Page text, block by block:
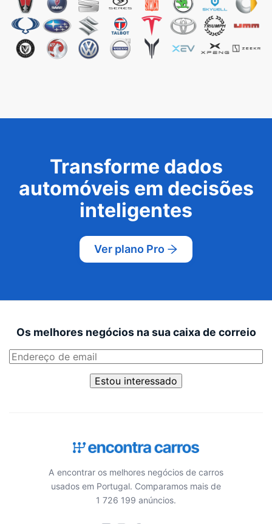
Transforme dados
automóveis em decisões
inteligentes
Ver plano Pro
Os melhores negócios na sua caixa de correio
Estou interessado
A encontrar os melhores negócios de carros
usados em Portugal. Comparamos mais de
1 726 199 anúncios.